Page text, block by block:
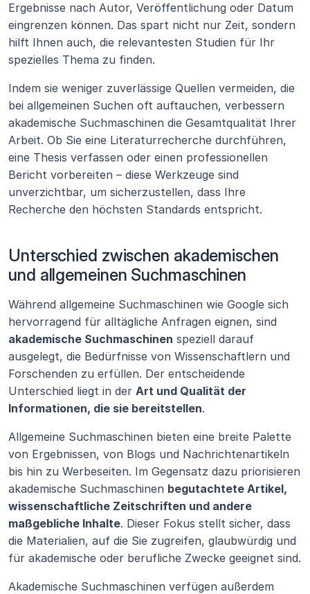
Ergebnisse nach Autor, Veröffentlichung oder Datum
eingrenzen können. Das spart nicht nur Zeit, sondern
hilft Ihnen auch, die relevantesten Studien für Ihr
spezielles Thema zu finden.
Indem sie weniger zuverlässige Quellen vermeiden, die
bei allgemeinen Suchen oft auftauchen, verbessern
akademische Suchmaschinen die Gesamtqualität Ihrer
Arbeit. Ob Sie eine Literaturrecherche durchführen,
eine Thesis verfassen oder einen professionellen
Bericht vorbereiten – diese Werkzeuge sind
unverzichtbar, um sicherzustellen, dass Ihre
Recherche den höchsten Standards entspricht.
Unterschied zwischen akademischen
und allgemeinen Suchmaschinen
Während allgemeine Suchmaschinen wie Google sich
akademische Suchmaschinen speziell darauf
ausgelegt, die Bedürfnisse von Wissenschaftlern und
Forschenden zu erfüllen. Der entscheidende
Unterschied liegt in der Art und Qualität der
Informationen, die sie bereitstellen.
Allgemeine Suchmaschinen bieten eine breite Palette
von Ergebnissen, von Blogs und Nachrichtenartikeln
bis hin zu Werbeseiten. Im Gegensatz dazu priorisieren
akademische Suchmaschinen begutachtete Artikel,
wissenschaftliche Zeitschriften und andere
maßgebliche Inhalte. Dieser Fokus stellt sicher, dass
die Materialien, auf die Sie zugreifen, glaubwürdig und
für akademische oder berufliche Zwecke geeignet sind.
Akademische Suchmaschinen verfügen außerdem